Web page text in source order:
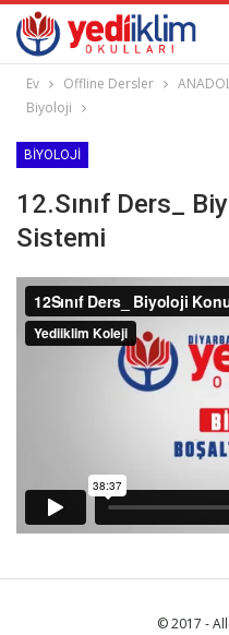
Ev Offline Dersler
Biyoloji
BIYOLOJI
12.Sınıf Ders_
Sistemi
© 2017 -